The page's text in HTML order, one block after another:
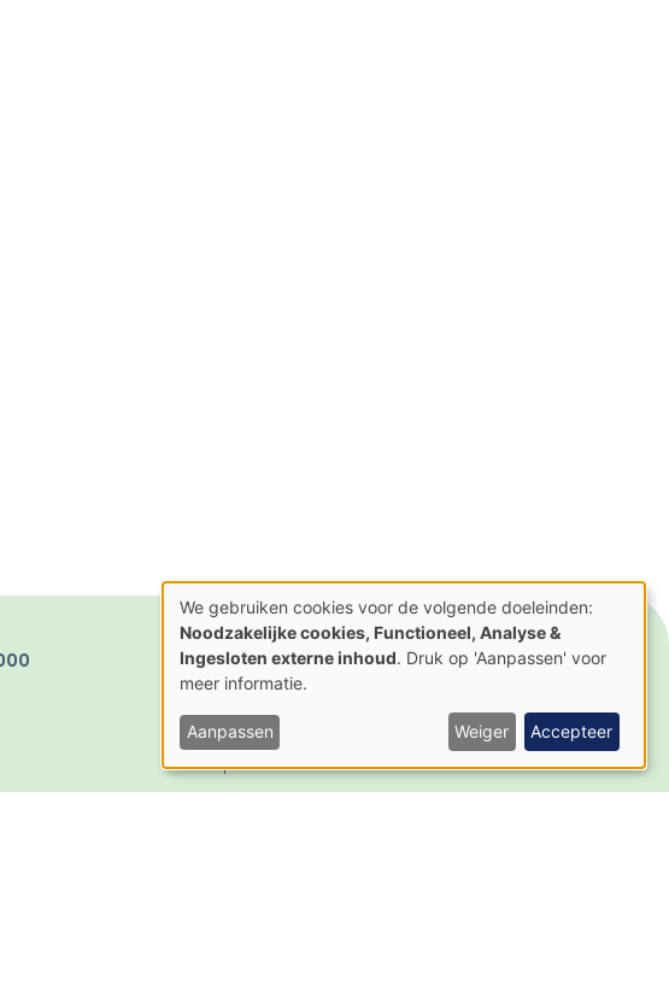
Actueel
Nieuws
Activiteiten
Nieuwsbrief
Contact
Gebruik
van
persoonsgegevens
en
We gebruiken cookies voor de volgende doeleinden:
Noodzakelijke cookies, Functioneel, Analyse &
Ingesloten externe inhoud. Druk op 'Aanpassen' voor
meer informatie.
Aanpassen Weiger Accepteer